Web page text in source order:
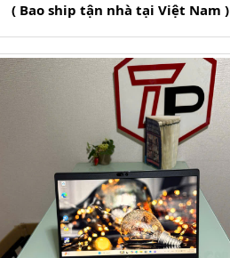
( Bao ship tận nhà tại Việt Nam )